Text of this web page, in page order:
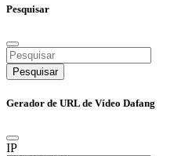
Pesquisar
Pesquisar
Gerador de URL de Vídeo Dafang
IP